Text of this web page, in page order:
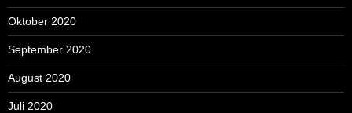
Oktober 2020
September 2020
August 2020
Juli 2020